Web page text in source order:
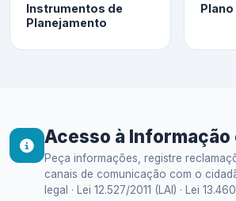
Instrumentos de
Planejamento
Acesso à Informação
Peça informações, registre
canais de comunicação com o
legal · Lei 12.527/2011 (LAI) · Lei